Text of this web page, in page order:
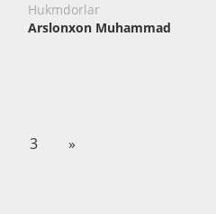
Hukmdorlar
Arslonxon Muhammad
3 »